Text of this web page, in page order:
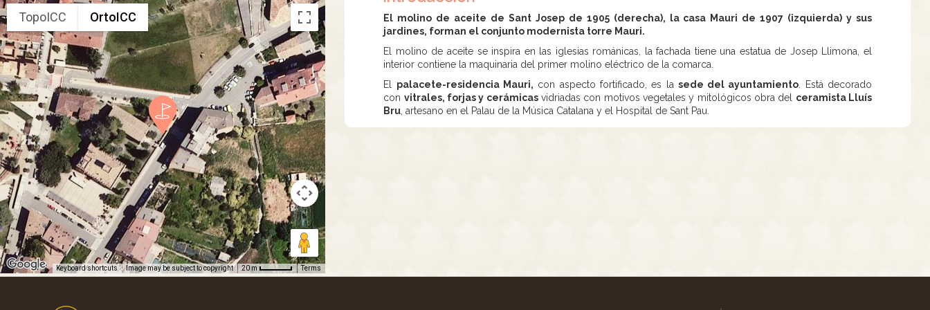
TopoICC OrtoICC
Keyboard shortcuts Image may be subject to copyright 20 m Terms
El molino de aceite de Sant Josep de 1905 (derecha), la casa Mauri de 1907 (izquierda) y sus
jardines, forman el conjunto modernista torre Mauri.
El molino de aceite se inspira en las iglesias románicas, la fachada tiene una estatua de Josep Llimona, el
interior contiene la maquinaria del primer molino eléctrico de la comarca.
El palacete-residencia Mauri, con aspecto fortificado, es la sede del ayuntamiento . Está decorado
con vitrales, forjas y cerámicasvidriadas con motivos vegetales y mitológicos obra del ceramista Lluís
Bru , artesano en el Palau de la Música Catalana y el Hospital de Sant Pau.